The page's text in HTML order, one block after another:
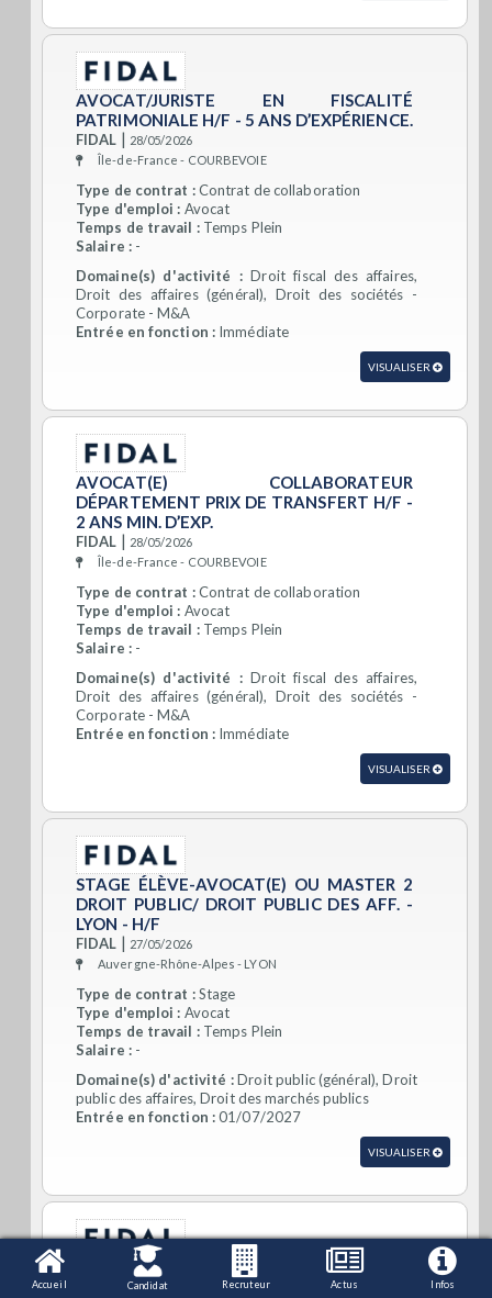
AVOCAT/JURISTE EN FISCALITÉ
PATRIMONIALE H/F - 5 ANS D’EXPÉRIENCE.
FIDAL | 28/05/2026
Île-de-France - COURBEVOIE
Type de contrat :Contrat de collaboration
Type d'emploi : Avocat
Temps de travail :Temps Plein
Salaire :-
Domaine(s) d'activité :Droit fiscal des affaires,
Droit des affaires (général), Droit des sociétés -
Corporate - M&A
Entrée en fonction : Immédiate
VISUALISER
AVOCAT(E) COLLABORATEUR
DÉPARTEMENT PRIX DE TRANSFERT H/F -
2 ANS MIN. D’EXP.
FIDAL | 28/05/2026
Île-de-France - COURBEVOIE
Type de contrat :Contrat de collaboration
Type d'emploi : Avocat
Temps de travail :Temps Plein
Salaire :-
Domaine(s) d'activité :Droit fiscal des affaires,
Droit des affaires (général), Droit des sociétés -
Corporate - M&A
Entrée en fonction : Immédiate
VISUALISER
STAGE ÉLÈVE-AVOCAT(E) OU MASTER 2
DROIT PUBLIC/ DROIT PUBLIC DES AFF. -
LYON - H/F
FIDAL | 27/05/2026
Auvergne-Rhône-Alpes - LYON
Type de contrat :Stage
Type d'emploi : Avocat
Temps de travail :Temps Plein
Salaire :-
Domaine(s) d'activité :Droit public (général), Droit
public des affaires, Droit des marchés publics
Entrée en fonction :01/07/2027
VISUALISER
STAGE ÉLÈVE-AVOCAT(E) OU MASTER 2
DROIT PUBLIC/ DROIT PUBLIC DES AFF. -
Accueil Candidat Recruteur Actus Infos